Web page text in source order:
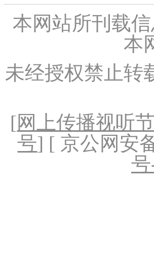
本网站所刊载
本
未经授权禁止转
[网上传播视听
号] [ 京公网安
号